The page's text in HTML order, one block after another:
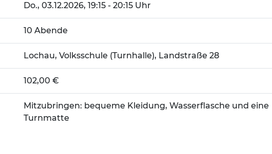
Do., 03.12.2026, 19:15 - 20:15 Uhr
10 Abende
Lochau, Volksschule (Turnhalle), Landstraße 28
102,00 €
Mitzubringen: bequeme Kleidung, Wasserflasche und eine
Turnmatte